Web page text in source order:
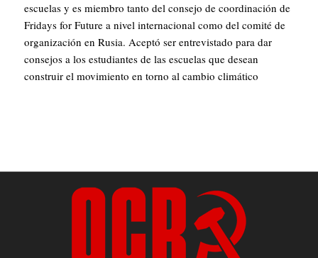
escuelas y es miembro tanto del consejo de coordinación de
Fridays for Future a nivel internacional como del comité de
organización en Rusia. Aceptó ser entrevistado para dar
consejos a los estudiantes de las escuelas que desean
construir el movimiento en torno al cambio climático